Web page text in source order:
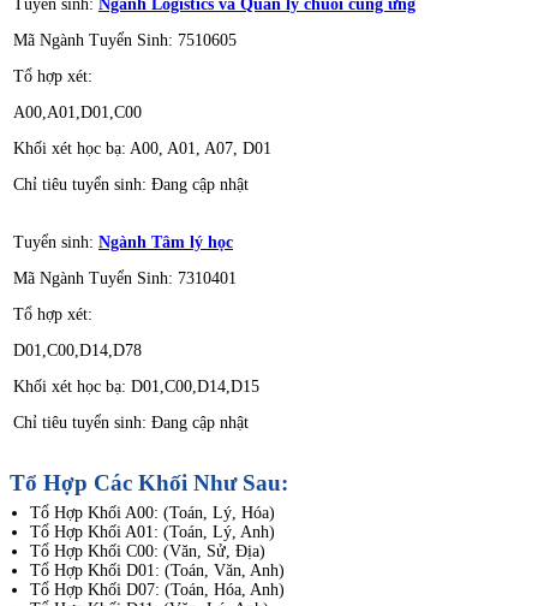
Tuyển sinh: Ngành Logistics và Quản lý chuỗi cung ứng
Mã Ngành Tuyển Sinh: 7510605
Tổ hợp xét:
A00,A01,D01,C00
Khối xét học bạ: A00, A01, A07, D01
Chỉ tiêu tuyển sinh: Đang cập nhật
Tuyển sinh: Ngành Tâm lý học
Mã Ngành Tuyển Sinh: 7310401
Tổ hợp xét:
D01,C00,D14,D78
Khối xét học bạ: D01,C00,D14,D15
Chỉ tiêu tuyển sinh: Đang cập nhật
Tổ Hợp Các Khối Như Sau:
Tổ Hợp Khối A00: (Toán, Lý, Hóa)
Tổ Hợp Khối A01: (Toán, Lý, Anh)
Tổ Hợp Khối C00: (Văn, Sử, Địa)
Tổ Hợp Khối D01: (Toán, Văn, Anh)
Tổ Hợp Khối D07: (Toán, Hóa, Anh)